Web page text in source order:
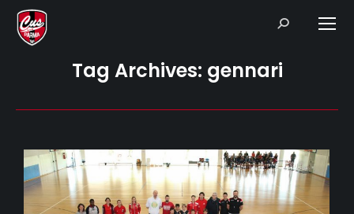
Search:
Tag Archives: gennari